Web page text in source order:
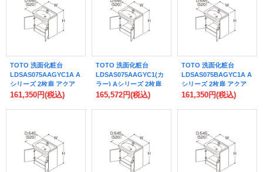
TOTO 洗面化粧台
LDSAS075AAGYC1A A
シリーズ 2枚扉 アクア
オート(自動水栓) 床給水
高さ750mm 受注生産品
161,350円(税込)
TOTO 洗面化粧台
LDSAS075AAGYC1(カ
ラー) Aシリーズ 2枚扉
アクアオート(自動水栓)
ボウル高さ750mm 受注
165,572円(税込)
TOTO 洗面化粧台
LDSAS075BAGYC1A A
シリーズ 2枚扉 アクア
オート(自動水栓) 床給水
高さ800mm 受注生産品
161,350円(税込)